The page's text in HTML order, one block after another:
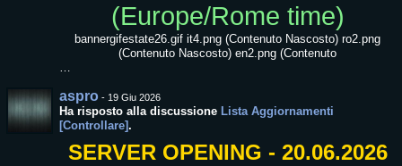
(Europe/Rome time)
bannergifestate26.gif it4.png (Contenuto Nascosto) ro2.png
(Contenuto Nascosto) en2.png (Contenuto
…
aspro - 19 Giu 2026
Ha risposto alla discussione Lista Aggiornamenti
[Controllare].
SERVER OPENING - 20.06.2026